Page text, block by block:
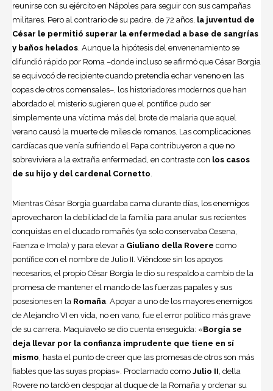
reunirse con su ejército en Nápoles para seguir con sus campañas
militares. Pero al contrario de su padre, de 72 años, la juventud de
César le permitió superar la enfermedad a base de sangrías
y baños helados . Aunque la hipótesis del envenenamiento se
difundió rápido por Roma –donde incluso se afirmó que César Borgia
se equivocó de recipiente cuando pretendía echar veneno en las
copas de otros comensales–, los historiadores modernos que han
abordado el misterio sugieren que el pontífice pudo ser
simplemente una víctima más del brote de malaria que aquel
verano causó la muerte de miles de romanos. Las complicaciones
cardíacas que venía sufriendo el Papa contribuyeron a que no
sobreviviera a la extraña enfermedad, en contraste con los casos
de su hijo y del cardenal Cornetto
Mientras César Borgia guardaba cama durante días, los enemigos
aprovecharon la debilidad de la familia para anular sus recientes
conquistas en el ducado romañés (ya solo conservaba Cesena,
Faenza e Imola) y para elevar a Giuliano della Rovere como
pontífice con el nombre de Julio II. Viéndose sin los apoyos
necesarios, el propio César Borgia le dio su respaldo a cambio de la
promesa de mantener el mando de las fuerzas papales y sus
posesiones en la Romaña . Apoyar a uno de los mayores enemigos
de Alejandro VI en vida, no en vano, fue el error político más grave
de su carrera. Maquiavelo se dio cuenta enseguida: «Borgia se
deja llevar por la confianza imprudente que tiene en sí
mismo , hasta el punto de creer que las promesas de otros son más
fiables que las suyas propias». Proclamado como Julio II , della
Rovere no tardó en despojar al duque de la Romaña y ordenar su